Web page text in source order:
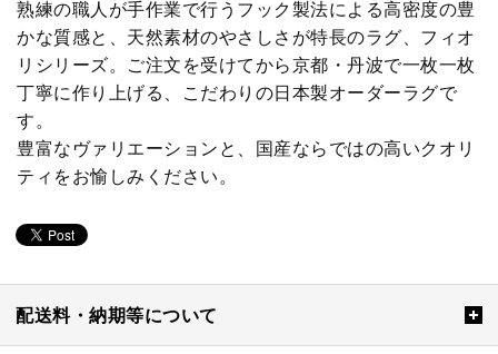
熟練の職人が手作業で行うフック製法による高密度の豊
かな質感と、天然素材のやさしさが特長のラグ、フィオ
リシリーズ。ご注文を受けてから京都・丹波で一枚一枚
丁寧に作り上げる、こだわりの日本製オーダーラグで
す。
豊富なヴァリエーションと、国産ならではの高いクオリ
ティをお愉しみください。
配送料・納期等について